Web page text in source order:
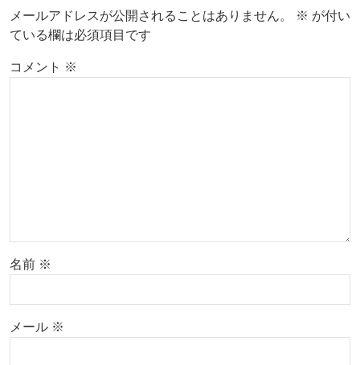
メールアドレスが公開されることはありません。 ※ が付い
ている欄は必須項目です
コメント ※
名前 ※
メール ※